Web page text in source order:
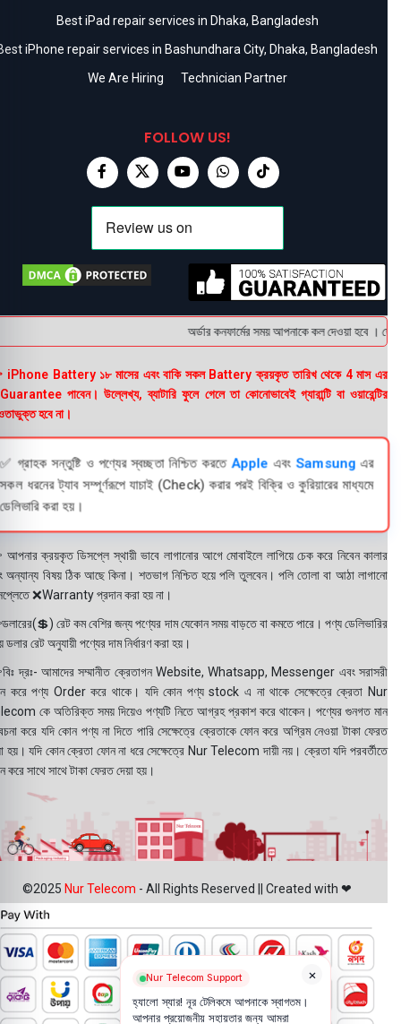
Best iPad repair services in Dhaka, Bangladesh
iPhone repair services in Bashundhara City, Dhaka, Bangladesh
We Are Hiring
Technician Partner
FOLLOW US!
অর্ডার কনফার্মের সময় আপনাকে কল দেওয়া হবে ।
Battery ১৮ মাসের এবং বাকি সকল Battery ক্রয়কৃত তারিখ থেকে 4 মাস এর
পাবেন। উল্লেখ্য, ব্যাটারি ফুলে গেলে তা কোনোভাবেই গ্যারান্টি বা ওয়ারেন্টির
হবে না।
✅ গ্রাহক সন্তুষ্টি ও পণ্যের স্বচ্ছতা নিশ্চিত করতে Apple এবং Samsungএর
সকল ধরনের ট্যাব সম্পূর্ণরূপে যাচাই (Check) করার পরই বিক্রি ও কুরিয়ারের মাধ্যমে
ডেলিভারি করা হয়।
ক্রয়কৃত ডিসপ্লে স্থায়ী ভাবে লাগানোর আগে মোবাইলে লাগিয়ে চেক করে নিবেন কালার
অন্যান্য বিষয় ঠিক আছে কিনা। শতভাগ নিশ্চিত হয়ে পলি তুলবেন। পলি তোলা বা আঠা লাগানো
❌Warranty প্রদান করা হয় না।
রেট কম বেশির জন্য পণ্যের দাম যেকোন সময় বাড়তে বা কমতে পারে। পণ্য ডেলিভারির
ডলার রেট অনুযায়ী পণ্যের দাম নির্ধারণ করা হয়।
দ্রঃ- আমাদের সম্মানীত ক্রেতাগন Website, Whatsapp, Messenger এবং সরাসরী
করে পণ্য Order করে থাকে। যদি কোন পণ্য stock এ না থাকে সেক্ষেত্রে ক্রেতা Nur
কে অতিরিক্ত সময় দিয়েও পণ্যটি নিতে আগ্রহ প্রকাশ করে থাকেন। পণ্যের গুনগত মান
করে যদি কোন পণ্য না দিতে পারি সেক্ষেত্রে ক্রেতাকে ফোন করে অগ্রিম নেওয়া টাকা ফেরত
হয়। যদি কোন ক্রেতা ফোন না ধরে সেক্ষেত্রে Nur Telecom দায়ী নয়। ক্রেতা যদি পরবর্তীতে
করে সাথে সাথে টাকা ফেরত দেয়া হয়।
©2025 Nur Telecom - All Rights Reserved || Created with ❤
×
Nur Telecom Support
হ্যালো স্যার! নূর টেলিকমে আপনাকে স্বাগতম।
আপনার প্রয়োজনীয় সহায়তার জন্য আমরা